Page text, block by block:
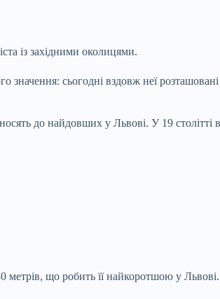
із західними околицями.
сьогодні вздовж неї розташовані
до найдовших у Львові. У 19
метрів, що робить її найкоротшою у Львові.